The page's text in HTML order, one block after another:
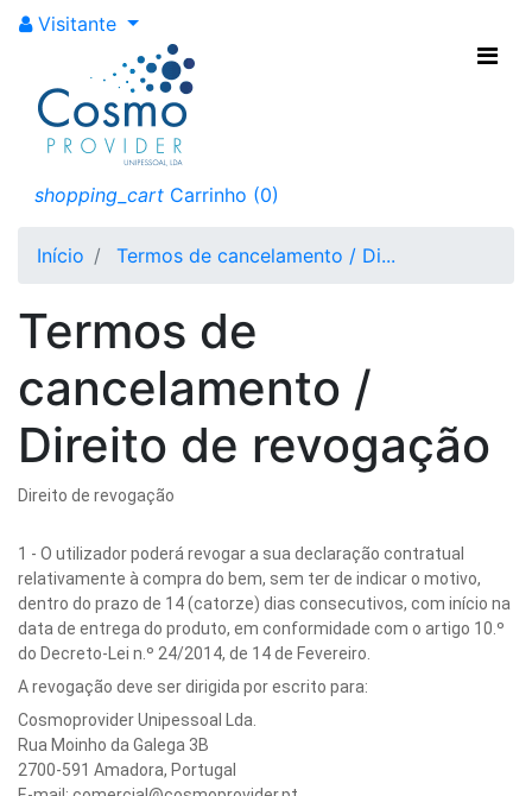
Visitante
shopping_cart Carrinho (0)
Início Termos de cancelamento / Di...
cancelamento /
Direito de
revogação
Termos de
cancelamento /
Direito de revogação
Direito de revogação
1 - O utilizador poderá revogar a sua declaração contratual
relativamente à compra do bem, sem ter de indicar o motivo,
dentro do prazo de 14 (catorze) dias consecutivos, com início na
data de entrega do produto, em conformidade com o artigo 10.º
do Decreto-Lei n.º 24/2014, de 14 de Fevereiro.
A revogação deve ser dirigida por escrito para:
Cosmoprovider Unipessoal Lda.
Rua Moinho da Galega 3B
2700-591 Amadora, Portugal